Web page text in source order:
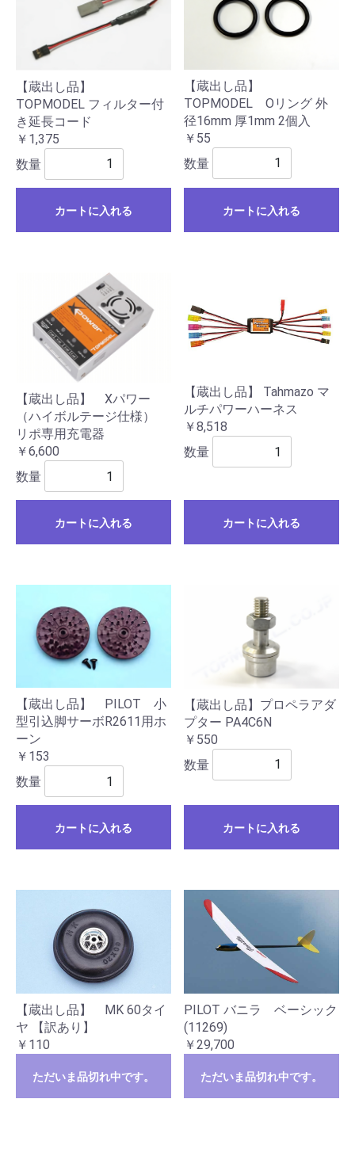
【蔵出し品】
TOPMODEL フィルター付
き延長コード
￥1,375
数量
カートに入れる
【蔵出し品】
TOPMODEL Oリング 外
径16mm 厚1mm 2個入
￥55
数量
カートに入れる
【蔵出し品】 Xパワー
（ハイボルテージ仕様）
リポ専用充電器
￥6,600
数量
カートに入れる
【蔵出し品】 Tahmazo マ
ルチパワーハーネス
￥8,518
数量
カートに入れる
【蔵出し品】 PILOT 小
型引込脚サーボR2611用ホ
ーン
￥153
数量
カートに入れる
【蔵出し品】プロペラアダ
プター PA4C6N
￥550
数量
カートに入れる
【蔵出し品】 MK 60タイ
ヤ 【訳あり】
￥110
ただいま品切れ中です。
PILOT バニラ ベーシック
(11269)
￥29,700
ただいま品切れ中です。